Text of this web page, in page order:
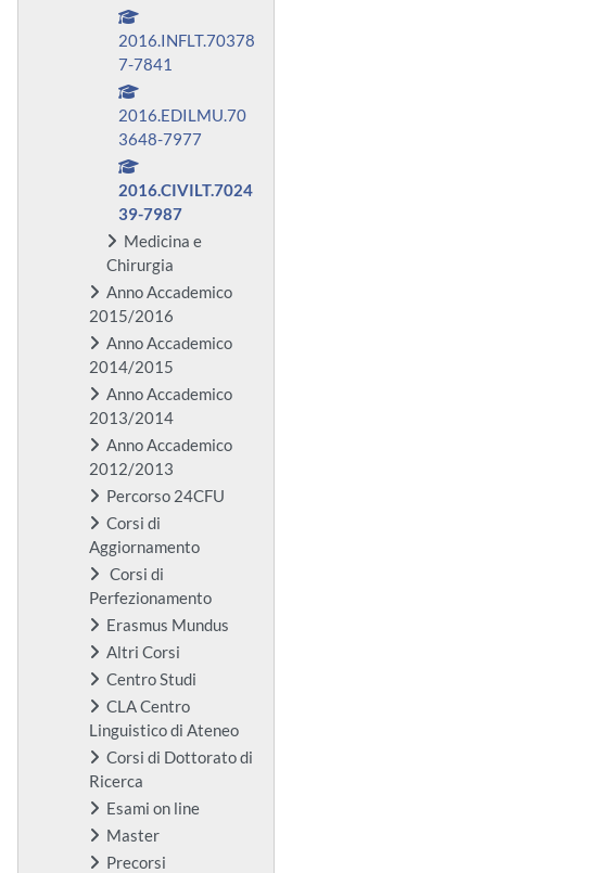
2016.INFLT.70378
7-7841
2016.EDILMU.70
3648-7977
2016.CIVILT.7024
39-7987
Medicina e
Chirurgia
Anno Accademico
2015/2016
Anno Accademico
2014/2015
Anno Accademico
2013/2014
Anno Accademico
2012/2013
Percorso 24CFU
Corsi di
Aggiornamento
Corsi di
Perfezionamento
Erasmus Mundus
Altri Corsi
Centro Studi
CLA Centro
Linguistico di Ateneo
Corsi di Dottorato di
Ricerca
Esami on line
Master
Precorsi